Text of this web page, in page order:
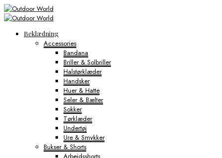
Beklædning
Accessories
Bandana
Briller & Solbriller
Halstørklæder
Handsker
Huer & Hatte
Seler & Bælter
Sokker
Tørklæder
Undertøj
Ure & Smykker
Bukser & Shorts